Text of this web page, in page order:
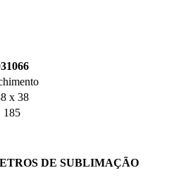
x 38
185
DE SUBLIMAÇÃO